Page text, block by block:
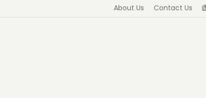
About Us Contact Us